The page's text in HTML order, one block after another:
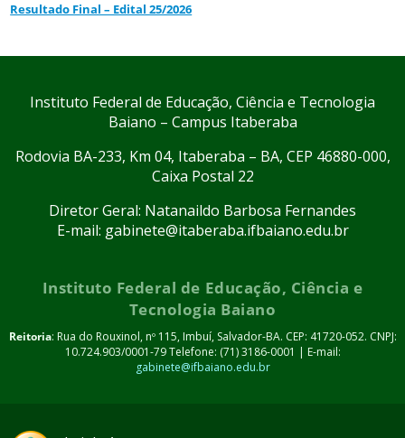
Resultado Final – Edital 25/2026
Instituto Federal de Educação, Ciência e Tecnologia
Baiano – Campus Itaberaba
Rodovia BA-233, Km 04, Itaberaba – BA, CEP 46880-000,
Caixa Postal 22
Diretor Geral: Natanaildo Barbosa Fernandes
E-mail: gabinete@itaberaba.ifbaiano.edu.br
Instituto Federal de Educação, Ciência e
Tecnologia Baiano
Reitoria: Rua do Rouxinol, nº 115, Imbuí, Salvador-BA. CEP: 41720-052. CNPJ:
10.724.903/0001-79 Telefone: (71) 3186-0001 | E-mail:
gabinete@ifbaiano.edu.br